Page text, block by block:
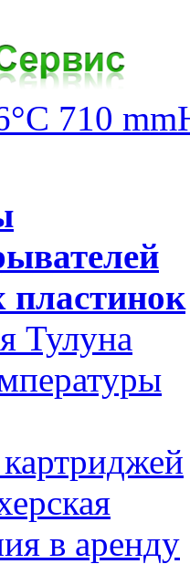
710
Тулуна
в аренду